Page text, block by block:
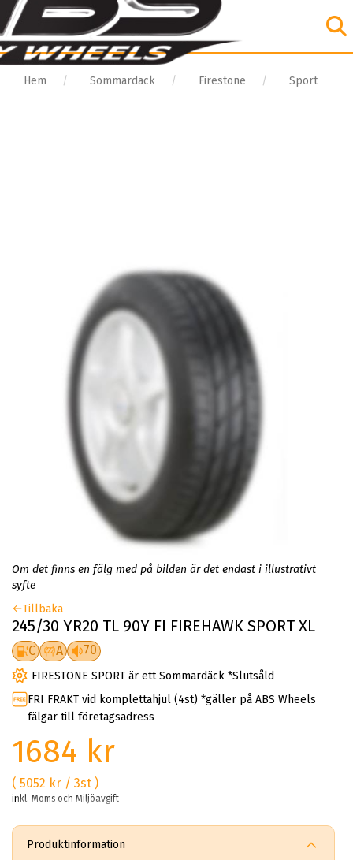
Hem Sommardäck Firestone Sport
Om det finns en fälg med på bilden är det endast i illustrativt
syfte
Tillbaka
245/30 YR20 TL 90Y FI FIREHAWK SPORT XL
C A 70
FIRESTONE SPORT är ett Sommardäck *Slutsåld
FRI FRAKT vid komplettahjul (4st) *gäller på ABS Wheels
fälgar till företagsadress
1684 kr
( 5052 kr / 3st )
inkl. Moms och Miljöavgift
Produktinformation